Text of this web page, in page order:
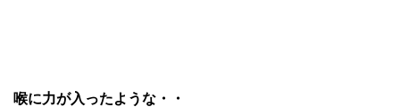
喉に力が入ったような・・